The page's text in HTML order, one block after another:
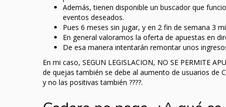
Además, tienen disponible un buscador que
eventos deseados.
Pues 6 meses sin jugar, y en 2 fin de semana 3
En general valoramos la oferta de apuestas en
De esa manera intentarán remontar unos
En mi caso, SEGUN LEGISLACION, NO SE PERMITE
de quejas también se debe al aumento de usuarios de
y no las positivas también ????.